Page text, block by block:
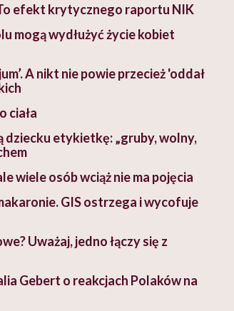
efekt krytycznego raportu NIK
mogą wydłużyć życie kobiet
A nikt nie powie przecież 'oddał
ciała
dziecku etykietkę: „gruby, wolny,
wiele osób wciąż nie ma pojęcia
GIS ostrzega i wycofuje
Uważaj, jedno łączy się z
Gebert o reakcjach Polaków na